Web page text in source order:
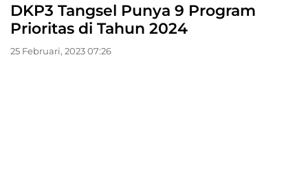
DKP3 Tangsel Punya 9 Program
Prioritas di Tahun 2024
25 Februari, 2023 07:26